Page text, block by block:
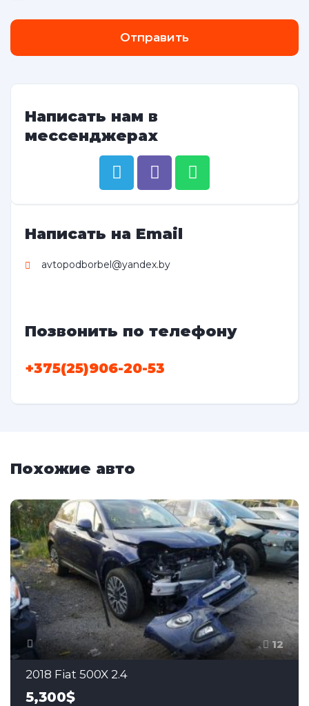
Отправить
Написать нам в
мессенджерах
Написать на Email
avtopodborbel@yandex.by
Позвонить по телефону
+375(25)906-20-53
Похожие авто
12
2018 Fiat 500X 2.4
5,300$